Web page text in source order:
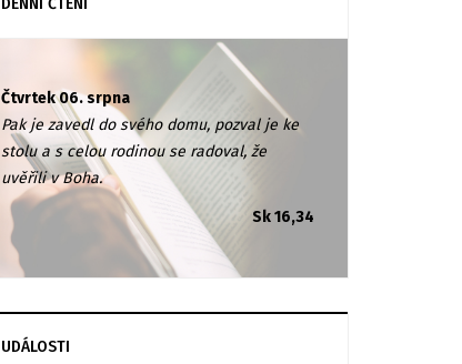
DENNÍ ČTENÍ
Čtvrtek 06. srpna
Pak je zavedl do svého domu, pozval je ke
stolu a s celou rodinou se radoval, že
uvěřili v Boha.
Sk 16,34
UDÁLOSTI